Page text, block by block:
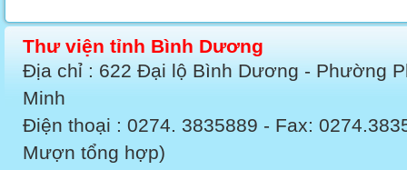
Thư viện tỉnh Bình Dương
Địa chỉ : 622 Đại lộ Bình Dương - Phường
Minh
Điện thoại : 0274. 3835889 - Fax:
Mượn tổng hợp)